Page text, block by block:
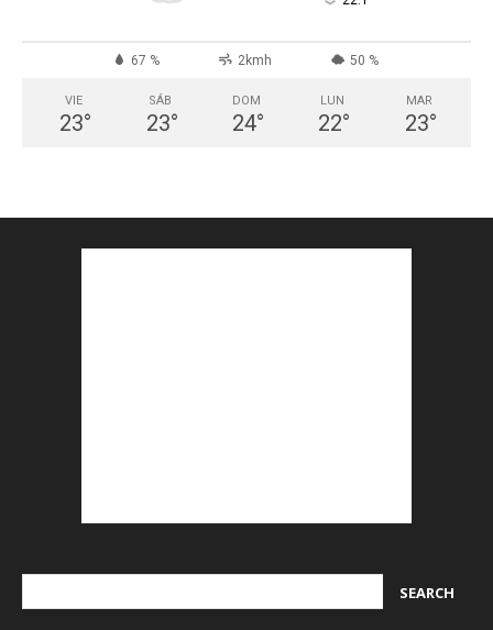
67 % 2kmh 50 %
VIE
23°
SÁB
23°
DOM
24°
LUN
22°
MAR
23°